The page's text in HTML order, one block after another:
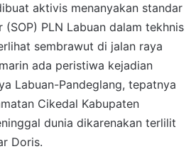
aktivis menanyakan standar
PLN Labuan dalam tekhnis
sembrawut di jalan raya
ada peristiwa kejadian
Labuan-Pandeglang, tepatnya
Cikedal Kabupaten
dunia dikarenakan terlilit
Doris.